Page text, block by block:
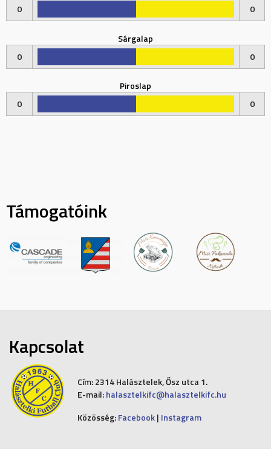
0
0
Sárgalap
0
0
Piroslap
0
0
Támogatóink
Kapcsolat
Cím:2314 Halásztelek, Ősz utca 1.
E-mail: halasztelkifc@halasztelkifc.hu
Közösség: Facebook| Instagram